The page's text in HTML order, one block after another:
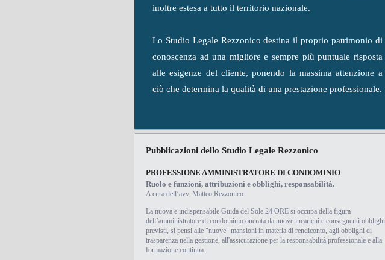
inoltre estesa a tutto il territorio nazionale.
Lo Studio Legale Rezzonico destina il proprio patrimonio di
conoscenza ad una migliore e sempre più puntuale risposta
alle esigenze del cliente, ponendo la massima attenzione a
ciò che determina la qualità di una prestazione professionale.
Pubblicazioni dello Studio Legale Rezzonico
PROFESSIONE AMMINISTRATORE DI CONDOMINIO
Ruolo e funzioni, attribuzioni e obblighi, responsabilità.
A cura dell’avv. Matteo Rezzonico
La nuova e indispensabile Guida del Sole 24 ORE si occupa della figura
dell’amministratore di condominio onerata da nuove incarichi e conseguenti obblighi
previsti, si pensi alle "nuove" mansioni in materia di rendiconto, agli obblighi di
trasparenza nella gestione, all'assicurazione per la responsabilità professionale e alla
formazione continua.